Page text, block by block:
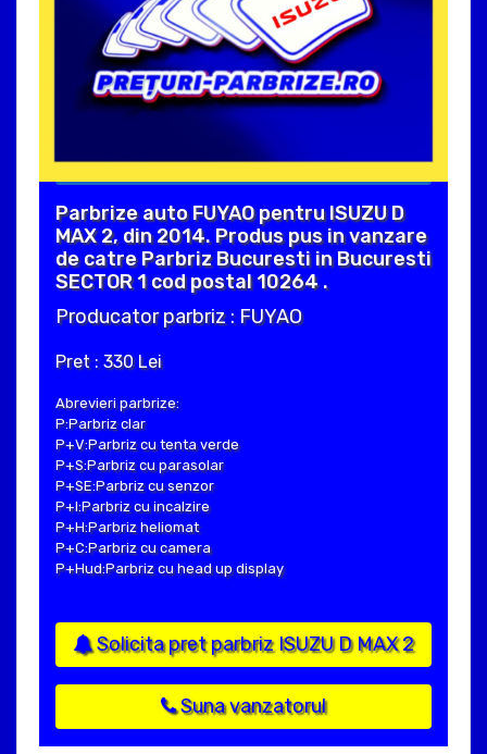
Parbrize auto FUYAO pentru ISUZU D
MAX 2, din 2014. Produs pus in vanzare
de catre Parbriz Bucuresti in Bucuresti
SECTOR 1 cod postal 10264 .
Producator parbriz : FUYAO
Pret : 330 Lei
Abrevieri parbrize:
P:Parbriz clar
P+V:Parbriz cu tenta verde
P+S:Parbriz cu parasolar
P+SE:Parbriz cu senzor
P+I:Parbriz cu incalzire
P+H:Parbriz heliomat
P+C:Parbriz cu camera
P+Hud:Parbriz cu head up display
Solicita pret parbriz ISUZU D MAX 2
Suna vanzatorul